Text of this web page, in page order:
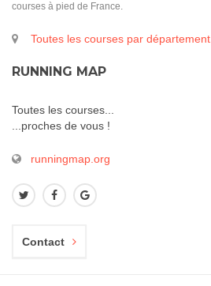
courses à pied de France.
Toutes les courses par département.
RUNNING MAP
Toutes les courses...
...proches de vous !
runningmap.org
Contact